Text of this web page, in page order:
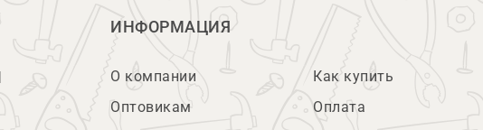
ИНФОРМАЦИЯ
О компании
Оптовикам
Как купить
Оплата